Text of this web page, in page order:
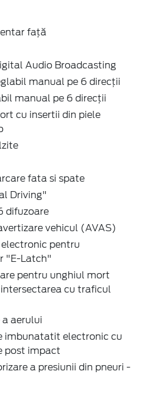
față
Audio Broadcasting
manual pe 6 direcții
manual pe 6 direcții
cu insertii din piele
fata si spate
Driving"
difuzoare
vehicul (AVAS)
pentru
"E-Latch"
pentru unghiul mort
cu traficul
aerului
imbunatatit electronic cu
post impact
a presiunii din pneuri -